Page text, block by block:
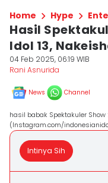
Home Hype
Hasil
Idol 13,
04 Feb 2025, 06:19 WIB
Rani Asnurida
News Channel
hasil babak Spektakuler
(Instagram.com/
Intinya Sih